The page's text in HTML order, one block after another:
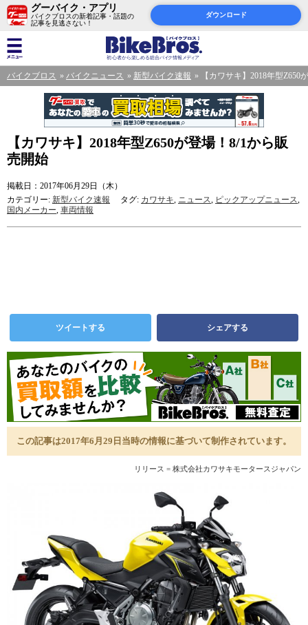
グーバイク・アプリ
バイクブロスの新着記事・話題の
記事を見逃さない！
ダウンロード
バイクブロス バイクニュース 新型バイク速報 【カワサキ】2018年型Z650
【カワサキ】2018年型Z650が登場！8/1から販
売開始
掲載日：2017年06月29日（木）
カテゴリー: 新型バイク速報 タグ: カワサキ, ニュース, ピックアップニュース,
国内メーカー, 車両情報
ツイートする シェアする
この記事は2017年6月29日当時の情報に基づいて制作されています。
リリース = 株式会社カワサキモータースジャパン